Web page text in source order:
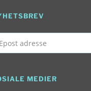
MEDIER